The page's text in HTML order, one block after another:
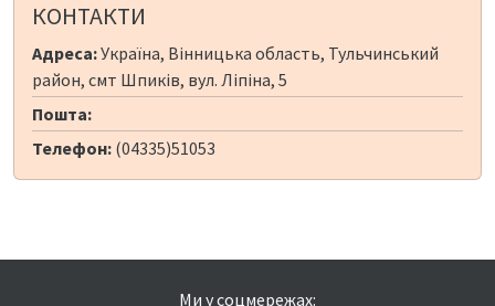
КОНТАКТИ
Адреса:Україна, Вінницька область, Тульчинський
район, смт Шпиків, вул. Ліпіна, 5
Пошта:
Телефон: (04335)51053
Ми у соцмережах: